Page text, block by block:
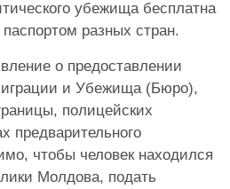
убежища бесплатна
разных стран.
о предоставлении
и Убежища (Бюро),
полицейских
предварительного
чтобы человек находился
Молдова, подать